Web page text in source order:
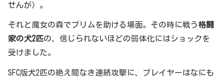
せんが）。
それと魔女の森でプリムを助ける場面。その時に戦う格闘
家の犬2匹の、信じられないほどの弱体化にはショックを
受けました。
SFC版犬2匹の絶え間なき連続攻撃に、プレイヤーはなにも